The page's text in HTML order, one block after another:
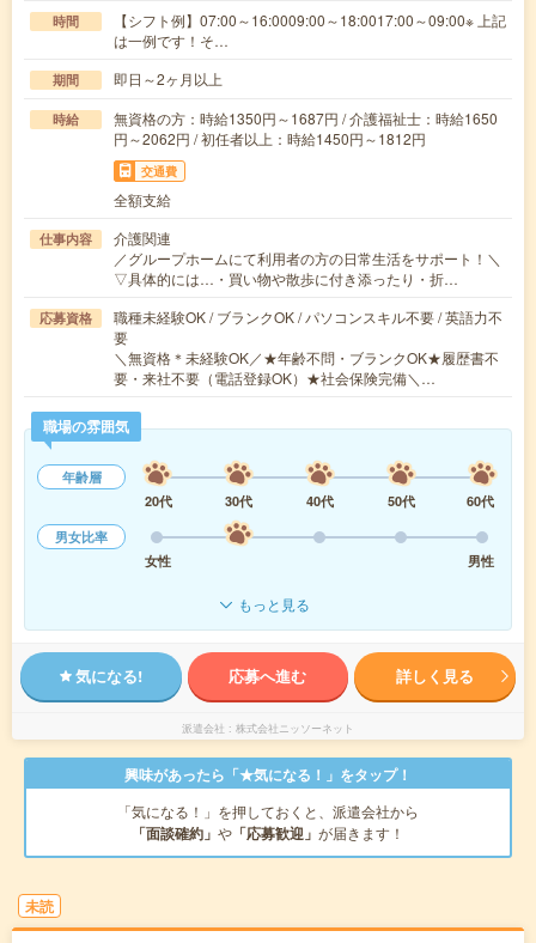
時間
【シフト例】07:00～16:0009:00～18:0017:00～09:00※ 上記
は一例です！そ…
期間 即日～2ヶ月以上
時給
無資格の方：時給1350円～1687円 / 介護福祉士：時給1650
円～2062円 / 初任者以上：時給1450円～1812円
交通費
全額支給
仕事内容
介護関連
／グループホームにて利用者の方の日常生活をサポート！＼
▽具体的には…・買い物や散歩に付き添ったり・折…
応募資格
職種未経験OK / ブランクOK / パソコンスキル不要 / 英語力不
要
＼無資格＊未経験OK／★年齢不問・ブランクOK★履歴書不
要・来社不要（電話登録OK）★社会保険完備＼…
職場の雰囲気
年齢層
20代
30代 40代 50代
60代
男女比率
女性
男性
もっと見る
気になる! 応募へ進む 詳しく見る
派遣会社 株式会社ニッソーネット
興味があったら「★気になる！」をタップ！
「気になる！」を押しておくと、派遣会社から
「面談確約」 や 「応募歓迎」 が届きます！
未読